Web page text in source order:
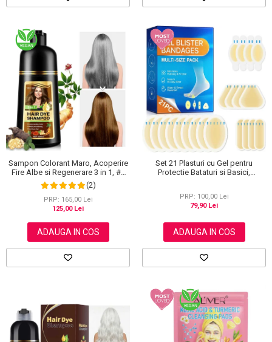
Sampon Colorant Maro, Acoperire
Fire Albe si Regenerare 3 in 1, #2
Brown, 500 ml
(2)
PRP: 165,00 Lei
125,00 Lei
ADAUGA IN COS
Set 21 Plasturi cu Gel pentru
Protectie Bataturi si Basici,
PRP: 100,00 Lei
79,90 Lei
ADAUGA IN COS